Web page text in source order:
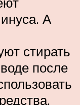
А
стирать
после